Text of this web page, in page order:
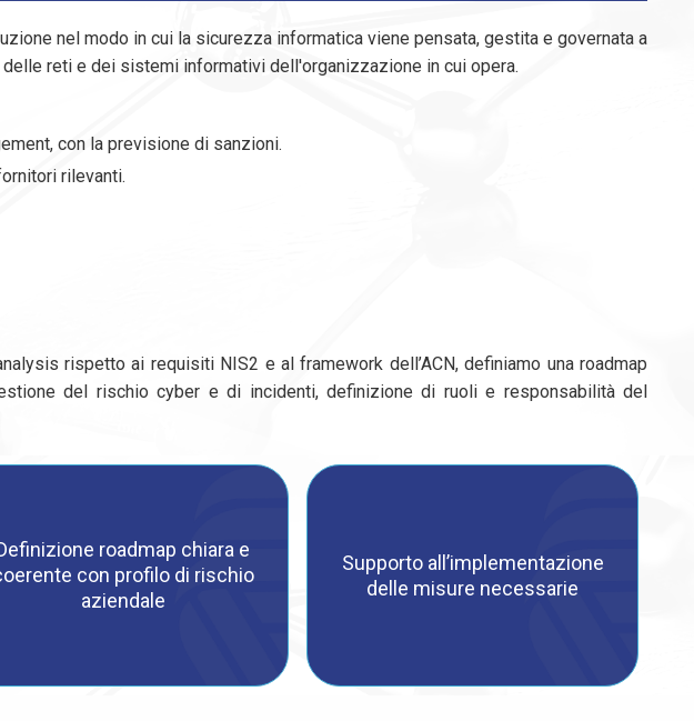
nel modo in cui la sicurezza informatica viene pensata, gestita e governata a
reti e dei sistemi informativi dell'organizzazione in cui opera.
con la previsione di sanzioni.
rilevanti.
rispetto ai requisiti NIS2 e al framework dell’ACN, definiamo una roadmap
del rischio cyber e di incidenti, definizione di ruoli e responsabilità del
roadmap chiara e
con profilo di rischio
aziendale
Supporto all’implementazione
delle misure necessarie